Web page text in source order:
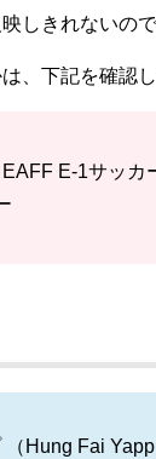
しきれないの
、下記を確認し
EAFF E-1サッカ
Hung Fai Yapp